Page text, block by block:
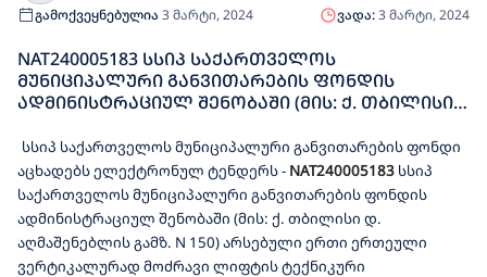
გამოქვეყნებულია 3 მარტი, 2024 ვადა:3 მარტი, 2024
NAT240005183 ᲡᲡᲘᲞ ᲡᲐᲥᲐᲠᲗᲕᲔᲚᲝᲡ
ᲛᲣᲜᲘᲪᲘᲞᲐᲚᲣᲠᲘ ᲒᲐᲜᲕᲘᲗᲐᲠᲔᲑᲘᲡ ᲤᲝᲜᲓᲘᲡ
ᲐᲓᲛᲘᲜᲘᲡᲢᲠᲐᲪᲘᲣᲚ ᲨᲔᲜᲝᲑᲐᲨᲘ (ᲛᲘᲡ: Ქ. ᲗᲑᲘᲚᲘᲡᲘ
ᲔᲠᲗᲔᲣᲚᲘ ᲕᲔᲠᲢᲘᲙᲐᲚᲣᲠᲐᲓ ᲛᲝᲫᲠᲐᲕᲘ ᲚᲘᲤᲢᲘᲡ
ᲢᲔᲥᲜᲘᲙᲣᲠᲘ ᲛᲝᲛᲡᲐᲮᲣᲠᲔᲑᲘᲡ ᲡᲐᲮᲔᲚᲛᲬᲘᲤᲝ
ᲨᲔᲡᲧᲘᲓᲕᲐ
სსიპ საქართველოს მუნიციპალური განვითარების ფონდი
აცხადებს ელექტრონულ ტენდერს- NAT240005183 სსიპ
საქართველოს მუნიციპალური განვითარების ფონდის
ადმინისტრაციულ შენობაში (მის: ქ. თბილისი დ.
აღმაშენებლის გამზ. N 150) არსებული ერთი ერთეული
ვერტიკალურად მოძრავი ლიფტის ტექნიკური